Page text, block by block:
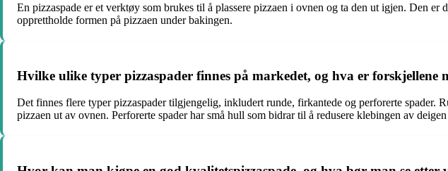
En pizzaspade er et verktøy som brukes til å plassere pizzaen i ovnen og ta den ut igjen. Den
opprettholde formen på pizzaen under bakingen.
Hvilke ulike typer pizzaspader finnes på markedet, og hva er forskjellene
Det finnes flere typer pizzaspader tilgjengelig, inkludert runde, firkantede og perforerte spader.
pizzaen ut av ovnen. Perforerte spader har små hull som bidrar til å redusere klebingen av